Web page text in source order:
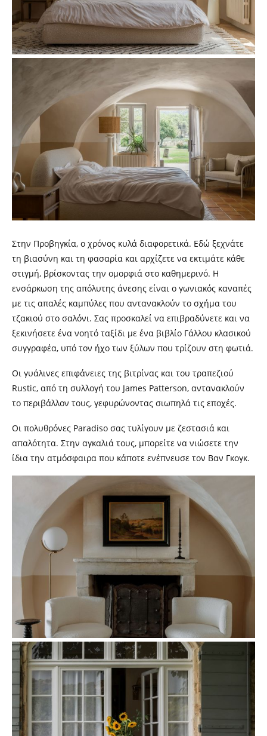
Στην Προβηγκία, ο χρόνος κυλά διαφορετικά. Εδώ ξεχνάτε
τη βιασύνη και τη φασαρία και αρχίζετε να εκτιμάτε κάθε
στιγμή, βρίσκοντας την ομορφιά στο καθημερινό. Η
ενσάρκωση της απόλυτης άνεσης είναι ο γωνιακός καναπές
με τις απαλές καμπύλες που αντανακλούν το σχήμα του
τζακιού στο σαλόνι. Σας προσκαλεί να επιβραδύνετε και να
ξεκινήσετε ένα νοητό ταξίδι με ένα βιβλίο Γάλλου κλασικού
συγγραφέα, υπό τον ήχο των ξύλων που τρίζουν στη φωτιά.
Οι γυάλινες επιφάνειες της βιτρίνας και του τραπεζιού
Rustic, από τη συλλογή του James Patterson, αντανακλούν
το περιβάλλον τους, γεφυρώνοντας σιωπηλά τις εποχές.
Οι πολυθρόνες Paradiso σας τυλίγουν με ζεστασιά και
απαλότητα. Στην αγκαλιά τους, μπορείτε να νιώσετε την
ίδια την ατμόσφαιρα που κάποτε ενέπνευσε τον Βαν Γκογκ.